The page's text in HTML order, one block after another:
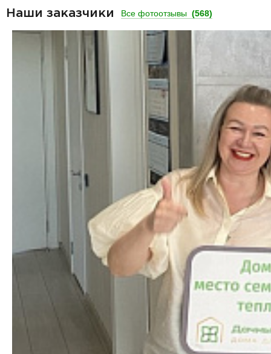
Наши заказчики Все фотоотзывы (568)